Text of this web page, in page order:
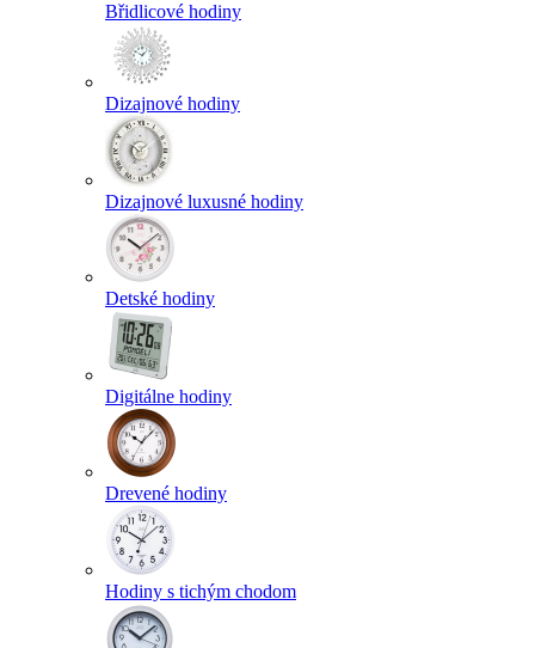
Břidlicové hodiny
Dizajnové hodiny
Dizajnové luxusné hodiny
Detské hodiny
Digitálne hodiny
Drevené hodiny
Hodiny s tichým chodom